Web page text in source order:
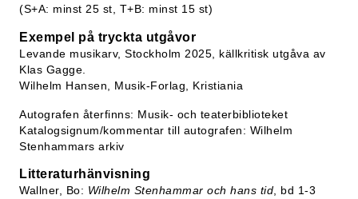
(S+A: minst 25 st, T+B: minst 15 st)
Exempel på tryckta utgåvor
Levande musikarv, Stockholm 2025, källkritisk utgåva av
Klas Gagge.
Wilhelm Hansen, Musik-Forlag, Kristiania
Autografen återfinns: Musik- och teaterbiblioteket
Katalogsignum/kommentar till autografen: Wilhelm
Stenhammars arkiv
Litteraturhänvisning
Wallner, Bo: Wilhelm Stenhammar och hans tid , bd 1-3